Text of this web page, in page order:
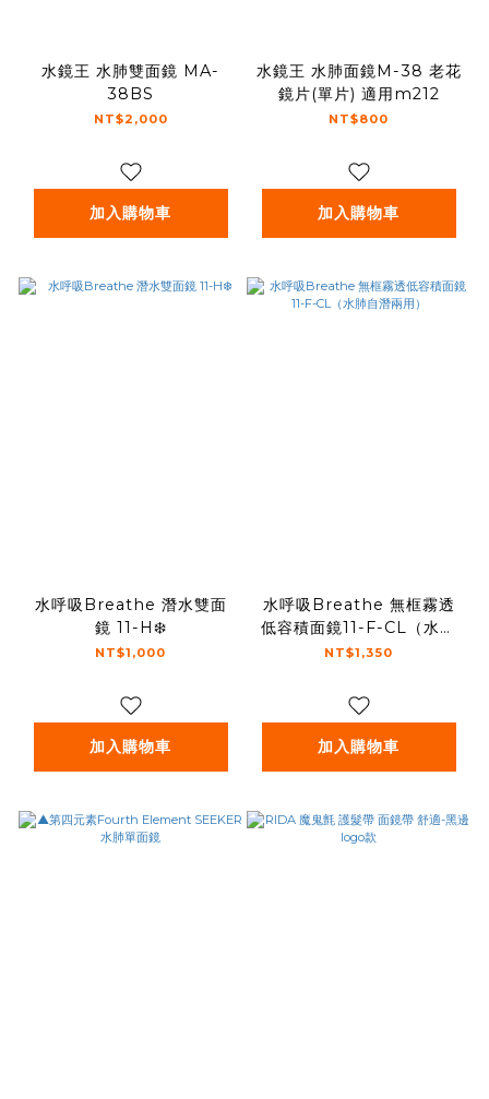
水鏡王 水肺雙面鏡 MA-
38BS
NT$2,000
加入購物車
水鏡王 水肺面鏡M-38 老花
鏡片(單片) 適用m212
NT$800
加入購物車
水呼吸Breathe 潛水雙面
鏡 11-H❄️
NT$1,000
加入購物車
水呼吸Breathe 無框霧透
低容積面鏡11-F-CL（水肺
自潛兩用）
NT$1,350
加入購物車